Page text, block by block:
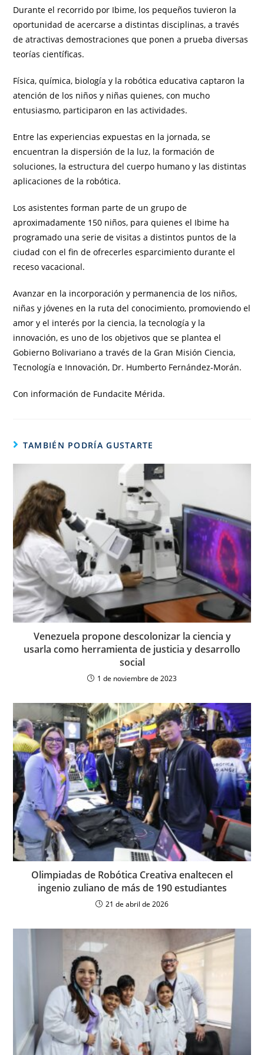
Durante el recorrido por Ibime, los pequeños tuvieron la
oportunidad de acercarse a distintas disciplinas, a través
de atractivas demostraciones que ponen a prueba diversas
teorías científicas.
Física, química, biología y la robótica educativa captaron la
atención de los niños y niñas quienes, con mucho
entusiasmo, participaron en las actividades.
Entre las experiencias expuestas en la jornada, se
encuentran la dispersión de la luz, la formación de
soluciones, la estructura del cuerpo humano y las distintas
aplicaciones de la robótica.
Los asistentes forman parte de un grupo de
aproximadamente 150 niños, para quienes el Ibime ha
programado una serie de visitas a distintos puntos de la
ciudad con el fin de ofrecerles esparcimiento durante el
receso vacacional.
Avanzar en la incorporación y permanencia de los niños,
niñas y jóvenes en la ruta del conocimiento, promoviendo el
amor y el interés por la ciencia, la tecnología y la
innovación, es uno de los objetivos que se plantea el
Gobierno Bolivariano a través de la Gran Misión Ciencia,
Tecnología e Innovación, Dr. Humberto Fernández-Morán.
Con información de Fundacite Mérida.
TAMBIÉN PODRÍA GUSTARTE
Venezuela propone descolonizar la ciencia y
usarla como herramienta de justicia y desarrollo
social
1 de noviembre de 2023
Olimpiadas de Robótica Creativa enaltecen el
ingenio zuliano de más de 190 estudiantes
21 de abril de 2026